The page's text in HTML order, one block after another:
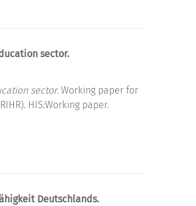
sector.
sector. Working paper for
HIS:Working paper.
Deutschlands.